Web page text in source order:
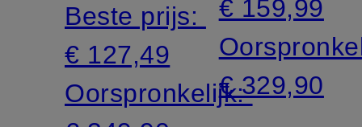
Beste prijs:
€ 127,49
Oorspronkelijk:
€ 159,99
€ 329,90